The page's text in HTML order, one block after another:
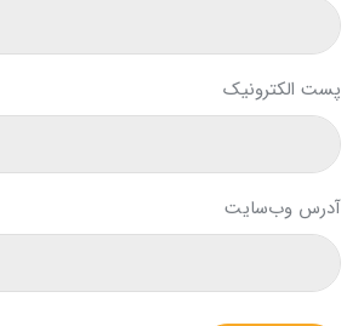
پست الکترونیک
آدرس وب‌سایت